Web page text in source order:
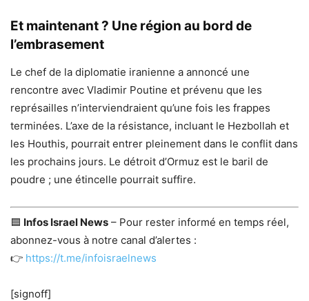
Et maintenant ? Une région au bord de
l’embrasement
Le chef de la diplomatie iranienne a annoncé une
rencontre avec Vladimir Poutine et prévenu que les
représailles n’interviendraient qu’une fois les frappes
terminées. L’axe de la résistance, incluant le Hezbollah et
les Houthis, pourrait entrer pleinement dans le conflit dans
les prochains jours. Le détroit d’Ormuz est le baril de
poudre ; une étincelle pourrait suffire.
🟦 Infos Israel News – Pour rester informé en temps réel,
abonnez-vous à notre canal d’alertes :
👉 https://t.me/infoisraelnews
[signoff]